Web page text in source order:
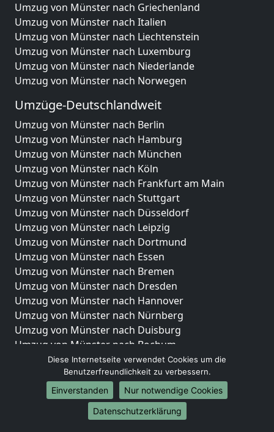
Umzug von Münster nach Griechenland
Umzug von Münster nach Italien
Umzug von Münster nach Liechtenstein
Umzug von Münster nach Luxemburg
Umzug von Münster nach Niederlande
Umzug von Münster nach Norwegen
Umzüge-Deutschlandweit
Umzug von Münster nach Berlin
Umzug von Münster nach Hamburg
Umzug von Münster nach München
Umzug von Münster nach Köln
Umzug von Münster nach Frankfurt am Main
Umzug von Münster nach Stuttgart
Umzug von Münster nach Düsseldorf
Umzug von Münster nach Leipzig
Umzug von Münster nach Dortmund
Umzug von Münster nach Essen
Umzug von Münster nach Bremen
Umzug von Münster nach Dresden
Umzug von Münster nach Hannover
Umzug von Münster nach Nürnberg
Umzug von Münster nach Duisburg
Umzug von Münster nach Bochum
Umzug von Münster nach Wuppertal
Umzug von Münster nach Bielefeld
Umzug von Münster nach Bonn
Umzug von Münster nach Münster
Diese Internetseite verwendet Cookies um die
Benutzerfreundlichkeit zu verbessern.
Einverstanden
Nur notwendige Cookies
Datenschutzerklärung